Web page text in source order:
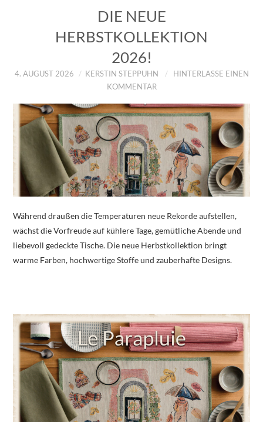
DIE NEUE
HERBSTKOLLEKTION
2026!
4. AUGUST 2026 KERSTIN STEPPUHN
HINTERLASSE EINEN
KOMMENTAR
Während draußen die Temperaturen neue Rekorde aufstellen,
wächst die Vorfreude auf kühlere Tage, gemütliche Abende und
liebevoll gedeckte Tische. Die neue Herbstkollektion bringt
warme Farben, hochwertige Stoffe und zauberhafte Designs.